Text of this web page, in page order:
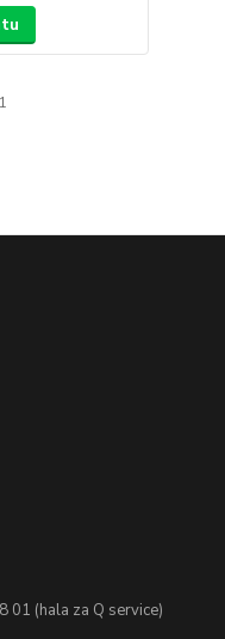
01 (hala za Q service)